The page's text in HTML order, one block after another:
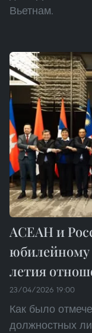
Вьетнам.
АСЕАН и
юбилейному
летия
23/04/2026 19:00
Как было
должностных